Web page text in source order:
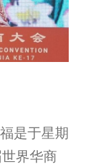
是于星期
界华商